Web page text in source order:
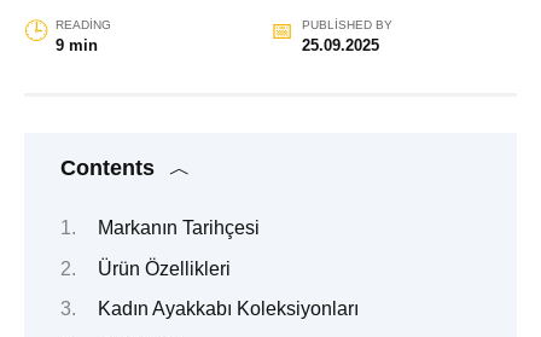
READING
9 min
PUBLISHED BY
25.09.2025
Contents
Markanın Tarihçesi
Ürün Özellikleri
Kadın Ayakkabı Koleksiyonları